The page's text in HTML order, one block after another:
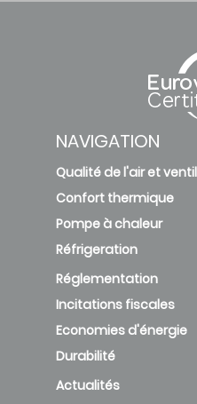
NAVIGATION
Qualité de l'air et
Confort thermique
Pompe à chaleur
Réfrigeration
Réglementation
Incitations fiscales
Economies d'énergie
Durabilité
Actualités